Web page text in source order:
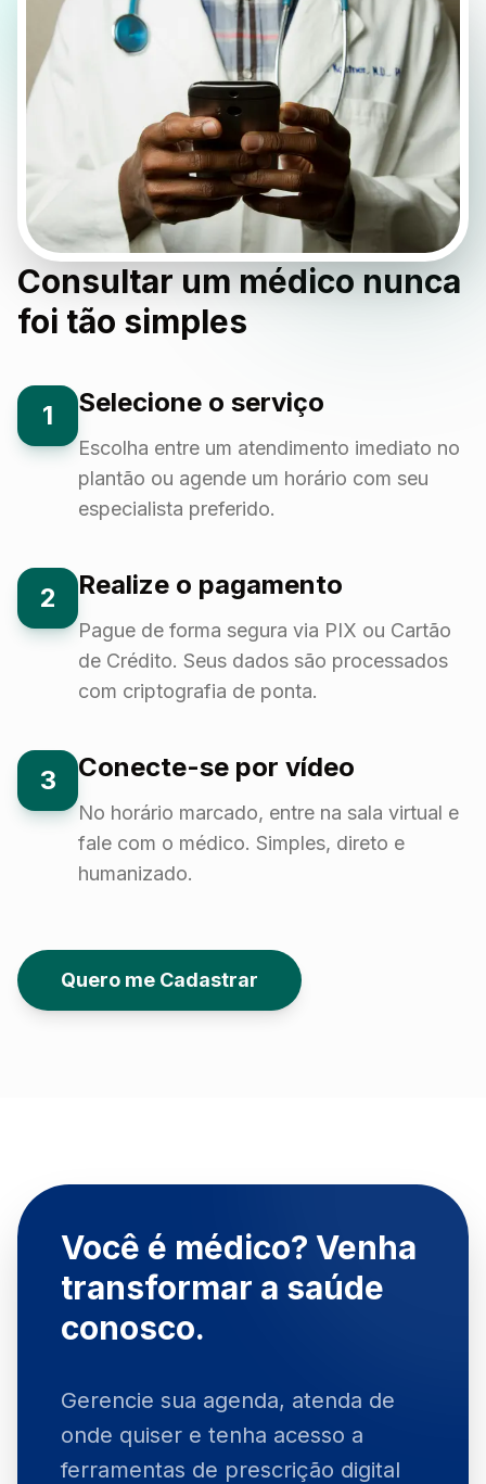
Consultar um médico nunca
foi tão simples
1 Selecione o serviço
Escolha entre um atendimento imediato no
plantão ou agende um horário com seu
especialista preferido.
2 Realize o pagamento
Pague de forma segura via PIX ou Cartão
de Crédito. Seus dados são processados
com criptografia de ponta.
3 Conecte-se por vídeo
No horário marcado, entre na sala virtual e
fale com o médico. Simples, direto e
humanizado.
Quero me Cadastrar
Você é médico? Venha
transformar a saúde
conosco.
Gerencie sua agenda, atenda de
onde quiser e tenha acesso a
ferramentas de prescrição digital